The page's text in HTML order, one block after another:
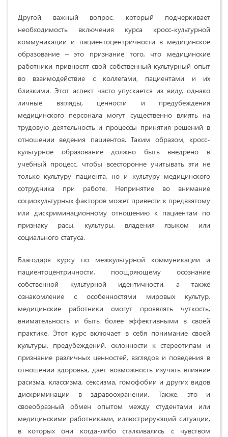
Другой важный вопрос, который подчеркивает
необходимость включения курса кросс-культурной
коммуникации и пациентоцентричности в медицинское
образование – это признание того, что медицинские
работники привносят свой собственный культурный опыт
во взаимодействие с коллегами, пациентами и их
близкими. Этот аспект часто упускается из виду, однако
личные взгляды, ценности и предубеждения
медицинского персонала могут существенно влиять на
трудовую деятельность и процессы принятия решений в
отношении ведения пациентов. Таким образом, кросс-
культурное образование должно быть внедрено в
учебный процесс, чтобы всесторонне учитывать эти не
только культуру пациента, но и культуру медицинского
сотрудника при работе. Непринятие во внимание
социокультурных факторов может привести к предвзятому
или дискриминационному отношению к пациентам по
признаку расы, культуры, владения языком или
социального статуса.
Благодаря курсу по межкультурной коммуникации и
пациентоцентричности, поощряющему осознание
собственной культурной идентичности, а также
ознакомление с особенностями мировых культур,
медицинские работники смогут проявлять чуткость,
внимательность и быть более эффективными в своей
практике. Этот курс включает в себя понимание своей
культуры, предубеждений, склонности к стереотипам и
признание различных ценностей, взглядов и поведения в
отношении здоровья, дает возможность изучать влияние
расизма, классизма, сексизма, гомофобии и других видов
дискриминации в здравоохранении. Также, это и
своеобразный обмен опытом между студентами или
медицинскими работниками, иллюстрирующий ситуации,
в которых они когда-либо сталкивались с чувством